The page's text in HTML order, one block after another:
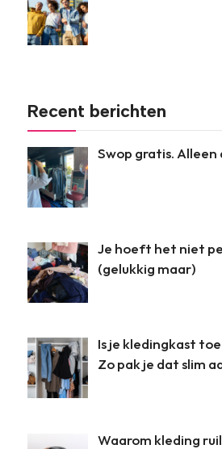
Recent berichten
Swop gratis. Alleen
Je hoeft het niet
(gelukkig maar)
Is je kledingkast
Zo pak je dat slim
Waarom kleding